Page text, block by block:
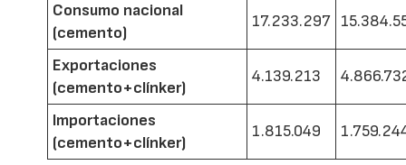
Consumo nacional
(cemento)
17.233.297
Exportaciones
(cemento+clínker)
4.139.213
Importaciones
(cemento+clínker)
1.815.049